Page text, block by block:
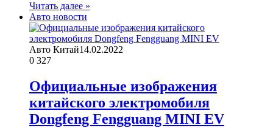
Читать далее »
Авто новости
Авто Китай14.02.2022
0 327
Официальные изображения
китайского электромобиля
Dongfeng Fengguang MINI EV